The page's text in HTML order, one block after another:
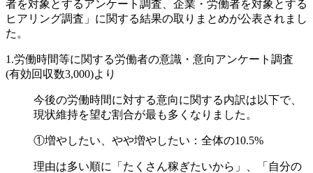
者を対象とするアンケート調査、企業・労働者を対象とする
ヒアリング調査」に関する結果の取りまとめが公表されまし
た。
1.労働時間等に関する労働者の意識・意向アンケート調査
(有効回収数3,000)より
今後の労働時間に対する意向に関する内訳は以下で、
現状維持を望む割合が最も多くなりました。
①増やしたい、やや増やしたい：全体の10.5%
理由は多い順に「たくさん稼ぎたいから」、「自分の